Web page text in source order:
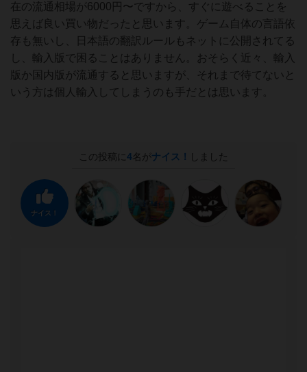
在の流通相場が6000円〜ですから、すぐに遊べることを
思えば良い買い物だったと思います。ゲーム自体の言語依
存も無いし、日本語の翻訳ルールもネットに公開されてる
し、輸入版で困ることはありません。おそらく近々、輸入
版か国内版が流通すると思いますが、それまで待てないと
いう方は個人輸入してしまうのも手だとは思います。
この投稿に 4名がナイス！ しました
ナイス！